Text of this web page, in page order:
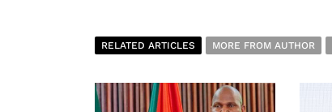
RELATED ARTICLES MORE FROM AUTHOR